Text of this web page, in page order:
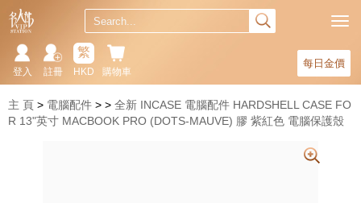
每日金價
購物車
繁
HKD
註冊
登入
主 頁 電腦配件
全新 INCASE 電腦配件 HARDSHELL CASE FO
R 13"英寸 MACBOOK PRO (DOTS-MAUVE) 膠 紫紅色 電腦保護殼